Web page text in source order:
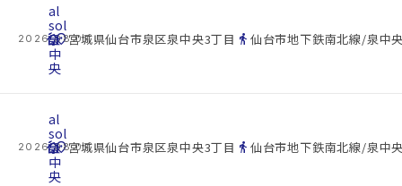
2026.08.07
cottage
al
sol
泉
中
央
location_on宮城県仙台市泉区泉中央3丁目 directions_walk 仙台市地下鉄南北線/泉中
2026.08.07
cottage
al
sol
泉
中
央
location_on宮城県仙台市泉区泉中央3丁目 directions_walk 仙台市地下鉄南北線/泉中